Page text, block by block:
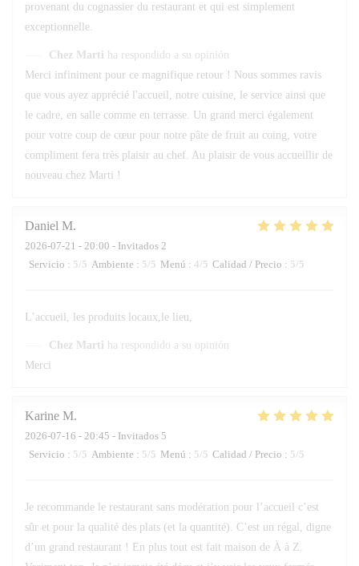
provenant du cognassier du restaurant et qui est simplement
exceptionnelle.
Chez Marti ha respondido a su opinión
Merci infiniment pour ce magnifique retour ! Nous sommes ravis
que vous ayez apprécié l'accueil, notre cuisine, le service ainsi que
le cadre, en salle comme en terrasse. Un grand merci également
pour votre coup de cœur pour notre pâte de fruit au coing, votre
compliment fera très plaisir au chef. Au plaisir de vous accueillir de
nouveau chez Marti !
Daniel M
2026-07-21 - 20:00 - Invitados 2
Servicio : 5/5 Ambiente : 5/5 Menú : 4/5 Calidad / Precio : 5/5
L’accueil, les produits locaux,le lieu,
Chez Marti ha respondido a su opinión
Merci
Karine M
2026-07-16 - 20:45 - Invitados 5
Servicio : 5/5 Ambiente : 5/5 Menú : 5/5 Calidad / Precio : 5/5
Je recommande le restaurant sans modération pour l’accueil c’est
sûr et pour la qualité des plats (et la quantité). C’est un régal, digne
d’un grand restaurant ! En plus tout est fait maison de À à Z.